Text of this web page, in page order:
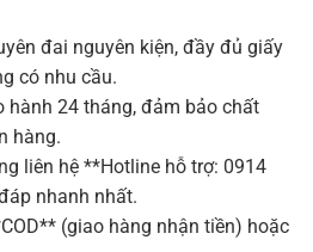
đai nguyên kiện, đầy đủ giấy
có nhu cầu.
hành 24 tháng, đảm bảo chất
hàng.
liên hệ **Hotline hỗ trợ: 0914
nhanh nhất.
(giao hàng nhận tiền) hoặc